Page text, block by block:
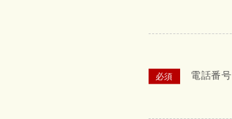
電話番号